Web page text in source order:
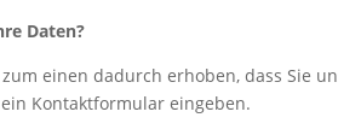
Daten?
einen dadurch erhoben, dass Sie
Kontaktformular eingeben.